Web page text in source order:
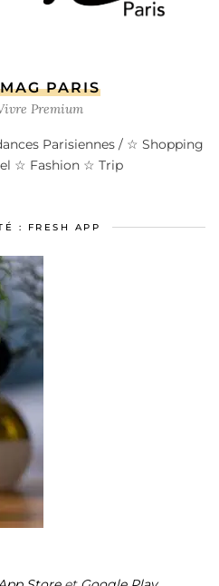
PARIS
Premium
Parisiennes / ☆ Shopping
☆ Fashion ☆ Trip
: FRESH APP